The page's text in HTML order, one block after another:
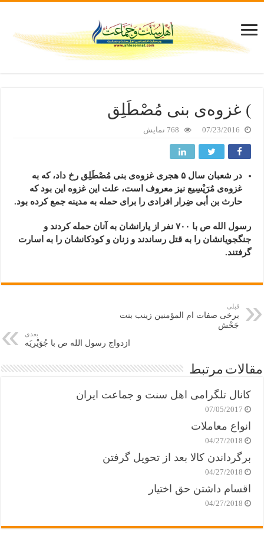
) غزوه‌ی بنی مُصْطَلِق
07/23/2016 768 نمایش
در شعبان سال ۵ هجری غزوه‌ی بنی مُصْطَلِق رخ داد، که به
غزوه‌ی مُرَیْسِیع نیز معروف است، علت این غزوه این بود که
حارث بن أبی ضِرار افرادی را برای حمله به مدینه جمع کرده بود.
رسول الله ص با ۷۰۰ نفر از یارانشان به آنان حمله کردند و
جنگجویانشان را به قتل رساندند و زنان و کودکانشان را به اسارت
گرفتند.
قبلی
برخی صفات ام المؤمنین زینب بنت
جَحْش
بعدی
ازدواج رسول الله ص با جُوَیْرِیَه
مقالات مرتبط
کانال تلگرامی اهل سنت و جماعت ایران
07/05/2017
انواع معاملات
04/27/2018
برگرداندن کالا بعد از تحویل گرفتن
04/27/2018
اقسام داشتن حق اختیار
04/27/2018